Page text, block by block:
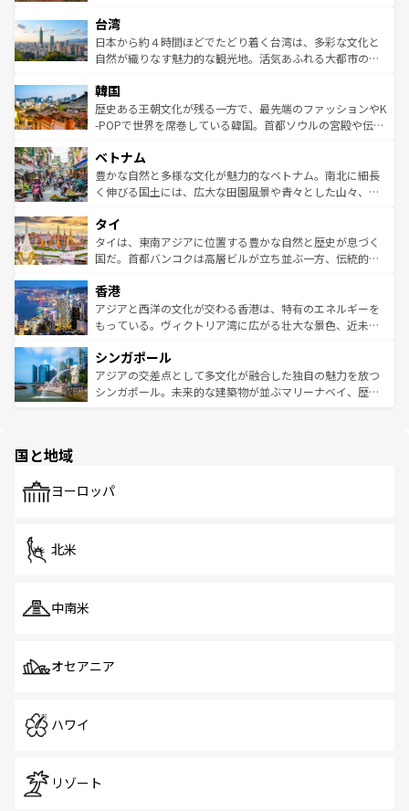
ならではの贅沢な旅のスタイルだ。 なお、新着のアメリカ
情報はコンテンツ一覧を参照してほしい。
れるおもてなしの心で訪れる人々を迎えてくれるハワイの
人々、おいしいローカルフードやハワイアンミュージッ
ク、伝統的なフラダンスなど、すべてがハワイの魅力を彩
ワイを、存分に味わってほしい。 なお、新着のハワイ情報
はコンテンツ一覧を参照してほしい。
リアリーフや大陸中央部にそびえるウルル（エアーズロッ
ク）、タスマニアの美しい原生林やケアンズの熱帯雨林な
ど、見どころがたくさん。また、カフェやワイン、オージ
いる。アクティビティも充実しており、サーフィンやダイ
ビング、ハイキングなど、アウトドア好きにはたまらな
い。オーストラリアの多彩な魅力を存分に味わいつくそ
参照してほしい。
台湾
日本から約４時間ほどでたどり着く台湾は、多彩な文化と
自然が織りなす魅力的な観光地。活気あふれる大都市の台
ン）、静ひつな山岳地帯である台湾東部など、都市の喧騒
と山間の静けさが共存しており、訪れる人に新しい発見と
驚きをもたらしてくれる。また、奥深い台湾の食文化も魅
容にもいいと評判のスイーツなど、バラエティ豊かな料理
が味わえる。 なお、新着の台湾情報は コンテンツ一覧を参
照してほしい。
韓国
歴史ある王朝文化が残る一方で、最先端のファッションやK
-POPで世界を席巻している韓国。首都ソウルの宮殿や伝統
き、地方に足を延ばせば四季折々の自然美を楽しむことが
できる。そして、キムチや焼肉、絶品のストリートフード
まで、さまざまな韓国料理が待っている。夜には、韓国な
リティに包まれながら、韓国の多彩な魅力を心ゆくまで味
わってみてほしい。 なお、新着の韓国情報はコンテンツ一
覧を参照してほしい。
ベトナム
豊かな自然と多様な文化が魅力的なベトナム。南北に細長
く伸びる国土には、広大な田園風景や青々とした山々、世
急速な発展と共に伝統が息づく。ハノイの古い町並みやホ
ーチミン市のフランス統治時代の建物も、独特の雰囲気を
醸し出している。また、バラエティの豊かさとおいしさで
とつ。フォーやバインミー、ベトナムコーヒーなどは、ぜ
ひ現地で味わいたい。どの地域を訪れてもあたたかい人々
が旅行者を迎えてくれるので、きっと忘れられない旅にな
参照してほしい。
タイ
タイは、東南アジアに位置する豊かな自然と歴史が息づく
国だ。首都バンコクは高層ビルが立ち並ぶ一方、伝統的な
の活気が交差している。北部ではチェンマイなどの山岳地
帯で自然と触れ合い、南部ではプーケットやクラビの美し
いビーチでリゾート気分を楽しむことができる。タイ料理
激する。気候は一年中温暖で、どの季節にも異なる楽しみ
が待っている。親しみやすいタイの人々、仏教を中心とし
た文化、そして多様な観光資源が、訪れる旅人を魅了し続
香港
アジアと西洋の文化が交わる香港は、特有のエネルギーを
もっている。ヴィクトリア湾に広がる壮大な景色、近未来
み、どこを訪れても感動するはず。観光スポットが密集し
ており、効率よく見どころを回れるのも魅力。息をのむよ
うな絶景から文化的な体験まで、香港を存分に楽しみ尽く
シンガポール
アジアの交差点として多文化が融合した独自の魅力を放つ
シンガポール。未来的な建築物が並ぶマリーナベイ、歴史
で、ホーカーズは地元の風情を楽しめる外せないスポット
国と地域
ヨーロッパ
北米
中南米
オセアニア
ハワイ
リゾート